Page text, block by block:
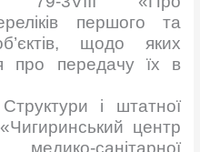
першого та
щодо яких
про передачу їх в
і штатної
центр
санітарної